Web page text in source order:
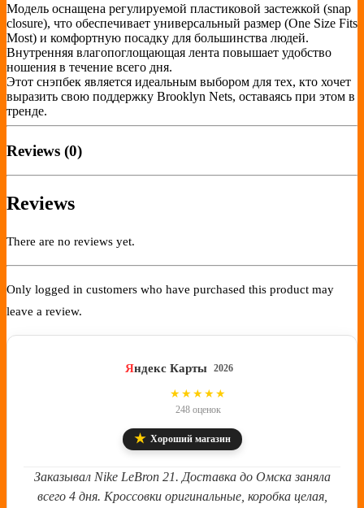
Модель оснащена регулируемой пластиковой застежкой (snap
closure), что обеспечивает универсальный размер (One Size Fits
Most) и комфортную посадку для большинства людей.
Внутренняя влагопоглощающая лента повышает удобство
ношения в течение всего дня.
Этот снэпбек является идеальным выбором для тех, кто хочет
выразить свою поддержку Brooklyn Nets, оставаясь при этом в
тренде.
Reviews (0)
Reviews
There are no reviews yet.
Only logged in customers who have purchased this product may
leave a review.
Яндекс Карты 2026
★★★★★
248 оценок
★ Хороший магазин
Заказывал Nike LeBron 21. Доставка до Омска заняла
всего 4 дня. Кроссовки оригинальные, коробка целая,